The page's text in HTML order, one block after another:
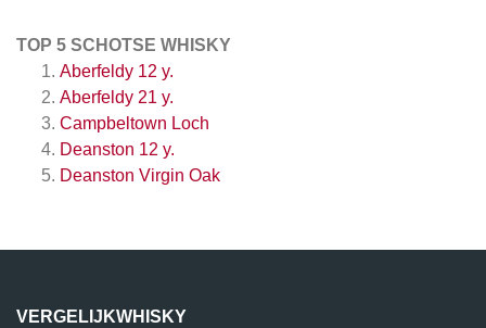
TOP 5 SCHOTSE WHISKY
Aberfeldy 12 y.
Aberfeldy 21 y.
Campbeltown Loch
Deanston 12 y.
Deanston Virgin Oak
VERGELIJKWHISKY